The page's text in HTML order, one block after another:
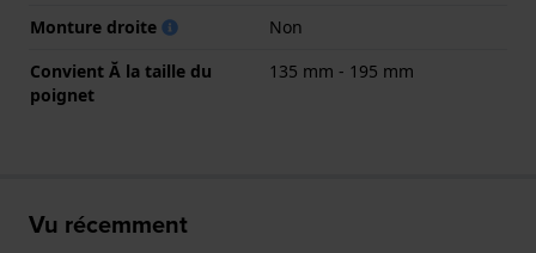
Monture droite
Non
Convient Ă la taille du
poignet
135 mm - 195 mm
Vu récemment